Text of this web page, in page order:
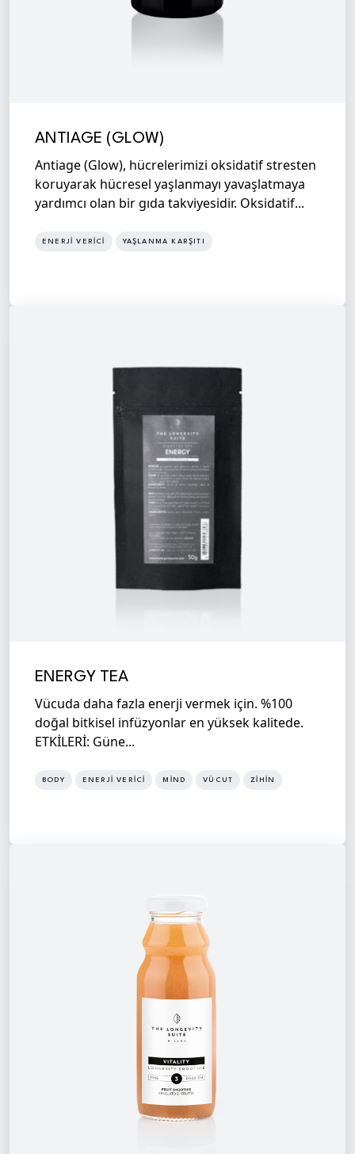
ANTIAGE (GLOW)
Antiage (Glow), hücrelerimizi oksidatif stresten
koruyarak hücresel yaşlanmayı yavaşlatmaya
yardımcı olan bir gıda takviyesidir. Oksidatif...
ENERJI VERICI YAŞLANMA KARŞITI
ENERGY TEA
Vücuda daha fazla enerji vermek için. %100
doğal bitkisel infüzyonlar en yüksek kalitede.
ETKİLERİ: Güne...
BODY ENERJI VERICI MIND VÜCUT ZIHIN